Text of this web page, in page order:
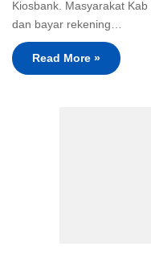
Kiosbank. Masyarakat
dan bayar rekening…
Read More »